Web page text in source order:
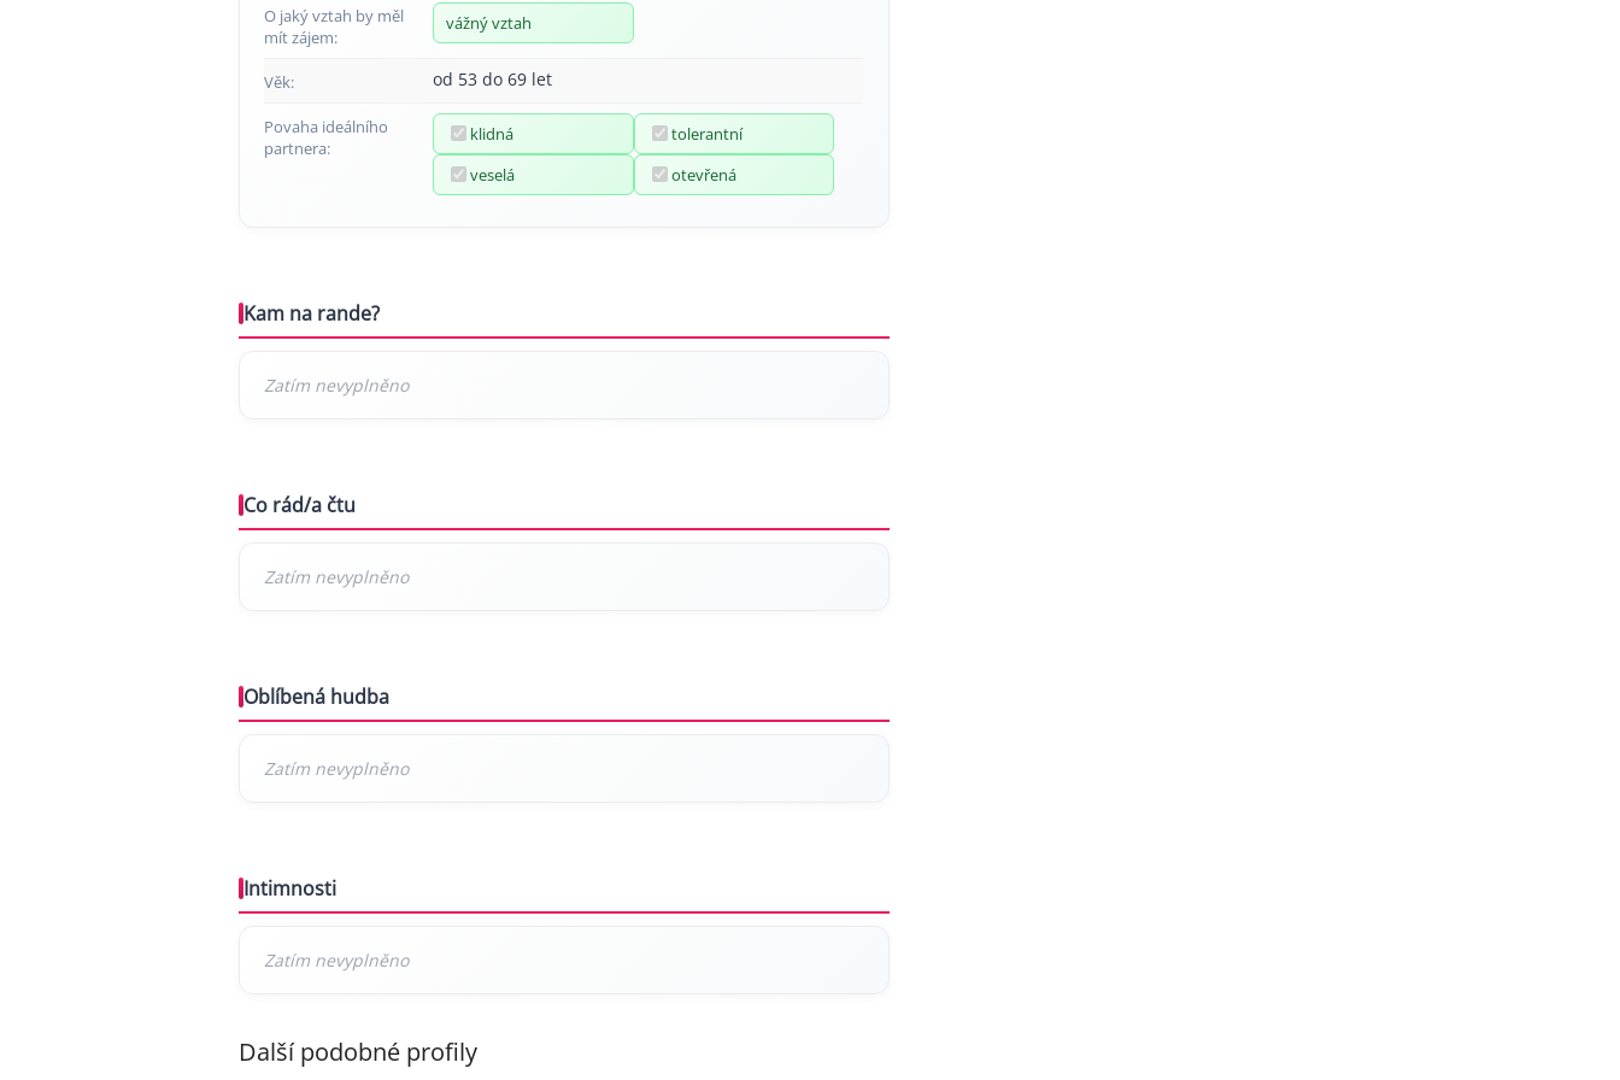
O jaký vztah by měl
mít zájem:
vážný vztah
Věk: od 53 do 69 let
Povaha ideálního
partnera:
klidná
tolerantní
veselá
otevřená
Kam na rande?
Co rád/a čtu
Oblíbená hudba
Intimnosti
Další podobné profily